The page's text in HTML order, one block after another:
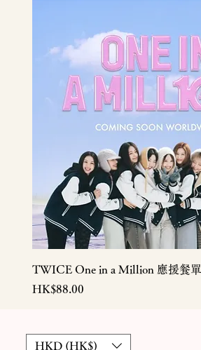
TWICE One in a Million 應援餐單
價格
HK$88.00
HKD (HK$)